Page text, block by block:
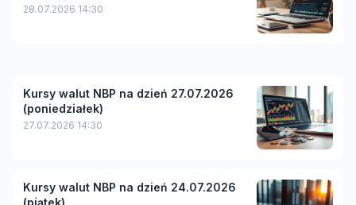
28.07.2026 14:30
Kursy walut NBP na dzień 27.07.2026
(poniedziałek)
27.07.2026 14:30
Kursy walut NBP na dzień 24.07.2026
(piątek)